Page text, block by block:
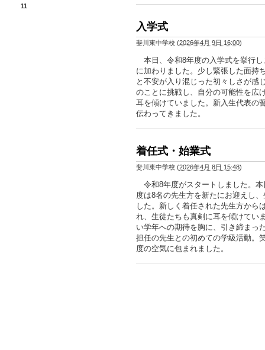
入学式
斐川東中学校 (2026年4月 9日 16:00)
本日、令和8年度の入学式を挙行
に加わりました。少し緊張した面持
と不安が入り混じった初々しさが感
のことに挑戦し、自分の可能性を広
耳を傾けていました。新入生代表の
伝わってきました。
着任式・始業式
斐川東中学校 (2026年4月 8日 15:48)
令和8年度がスタートしました。
度は8名の先生方を新たにお迎えし
した。新しく着任された先生方から
れ、生徒たちも真剣に耳を傾けてい
い学年への期待を胸に、引き締まっ
担任の先生との初めての学級活動。
度の空気に包まれました。
11